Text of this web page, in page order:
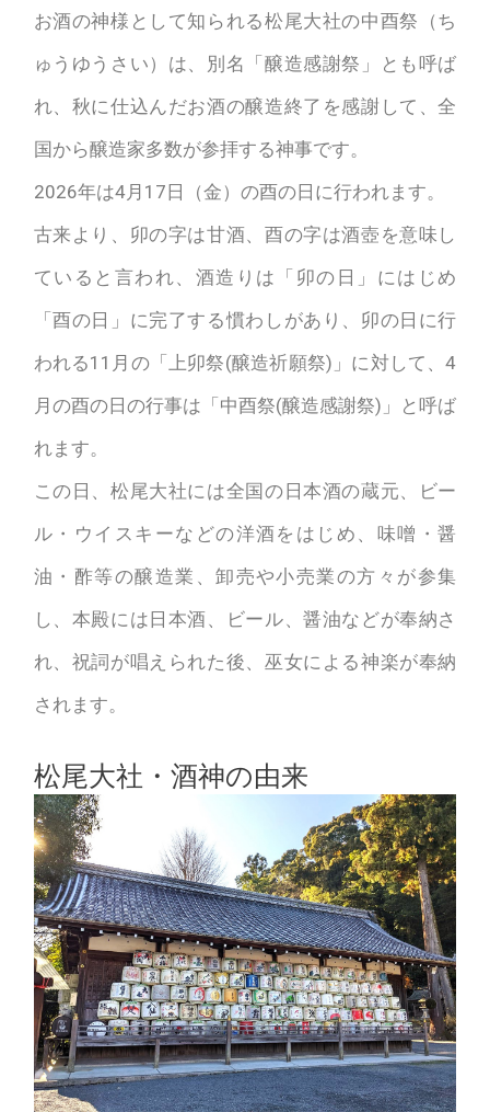
お酒の神様として知られる松尾大社の中酉祭（ち
ゅうゆうさい）は、別名「醸造感謝祭」とも呼ば
れ、秋に仕込んだお酒の醸造終了を感謝して、全
国から醸造家多数が参拝する神事です。
2026年は4月17日（金）の酉の日に行われます。
古来より、卯の字は甘酒、酉の字は酒壺を意味し
ていると言われ、酒造りは「卯の日」にはじめ
「酉の日」に完了する慣わしがあり、卯の日に行
われる11月の「上卯祭(醸造祈願祭)」に対して、4
月の酉の日の行事は「中酉祭(醸造感謝祭)」と呼ば
れます。
この日、松尾大社には全国の日本酒の蔵元、ビー
ル・ウイスキーなどの洋酒をはじめ、味噌・醤
油・酢等の醸造業、卸売や小売業の方々が参集
し、本殿には日本酒、ビール、醤油などが奉納さ
れ、祝詞が唱えられた後、巫女による神楽が奉納
されます。
松尾大社・酒神の由来